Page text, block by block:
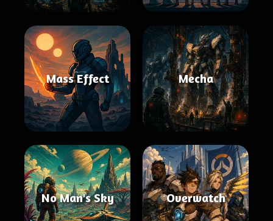
Mass Effect Mecha
No Man's Sky Overwatch